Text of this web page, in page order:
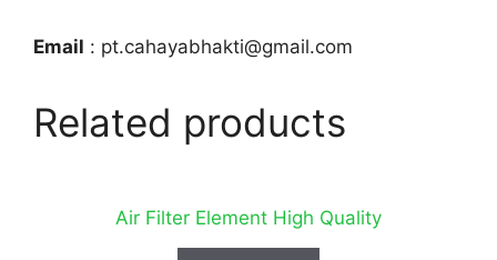
Email : pt.cahayabhakti@gmail.com
Related products
Air Filter Element High Quality